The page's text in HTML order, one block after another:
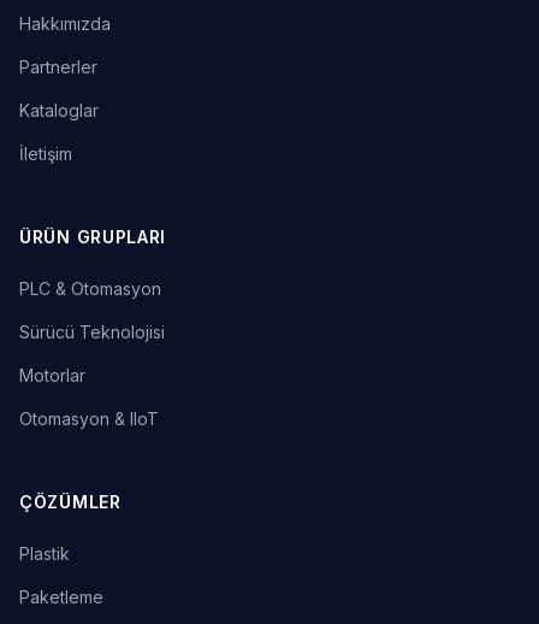
Hakkımızda
Partnerler
Kataloglar
İletişim
ÜRÜN GRUPLARI
PLC & Otomasyon
Sürücü Teknolojisi
Motorlar
Otomasyon & IIoT
ÇÖZÜMLER
Plastik
Paketleme